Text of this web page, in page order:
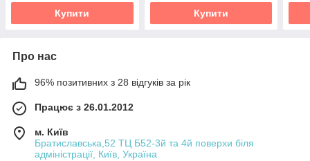
Купити Купити
Про нас
96% позитивних з 28 відгуків за рік
Працює з 26.01.2012
м. Київ
Братиславська,52 ТЦ Б52-3й та 4й поверхи біля
адміністрації, Київ, Україна